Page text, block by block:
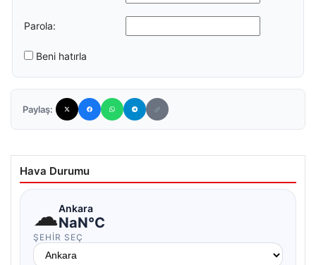
Parola:
Beni hatırla
Paylaş:
Hava Durumu
☁Ankara
NaN°C
ŞEHIR SEÇ